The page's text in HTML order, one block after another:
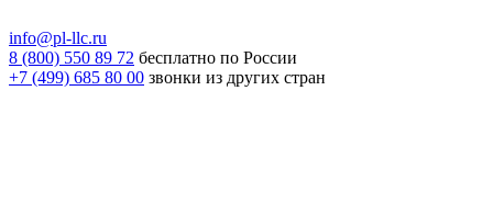
info@pl-llc.ru
8 (800) 550 89 72 бесплатно по России
+7 (499) 685 80 00 звонки из других стран